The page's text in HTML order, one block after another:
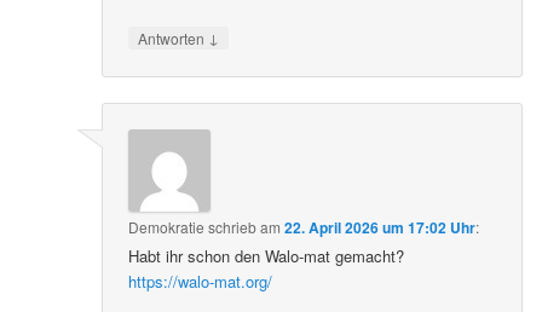
Antworten ↓
Demokratie schriebam22. April 2026 um 17:02 Uhr:
Habt ihr schon den Walo-mat gemacht?
https://walo-mat.org/